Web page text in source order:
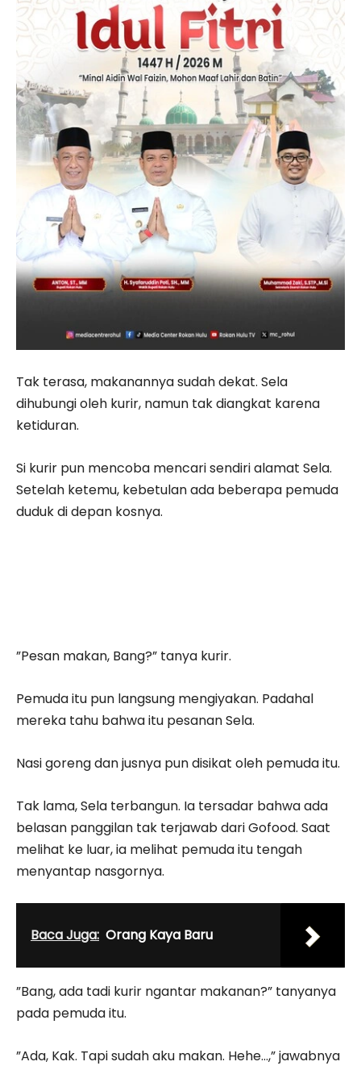
Tak terasa, makanannya sudah dekat. Sela
dihubungi oleh kurir, namun tak diangkat karena
ketiduran.
Si kurir pun mencoba mencari sendiri alamat Sela.
Setelah ketemu, kebetulan ada beberapa pemuda
duduk di depan kosnya.
”Pesan makan, Bang?” tanya kurir.
Pemuda itu pun langsung mengiyakan. Padahal
mereka tahu bahwa itu pesanan Sela.
Nasi goreng dan jusnya pun disikat oleh pemuda itu.
Tak lama, Sela terbangun. Ia tersadar bahwa ada
belasan panggilan tak terjawab dari Gofood. Saat
melihat ke luar, ia melihat pemuda itu tengah
menyantap nasgornya.
Baca Juga: Orang Kaya Baru
”Bang, ada tadi kurir ngantar makanan?” tanyanya
pada pemuda itu.
”Ada, Kak. Tapi sudah aku makan. Hehe…,” jawabnya